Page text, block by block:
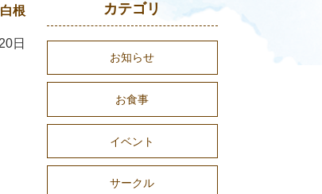
根
日
カテゴリ
お知らせ
お食事
イベント
サークル